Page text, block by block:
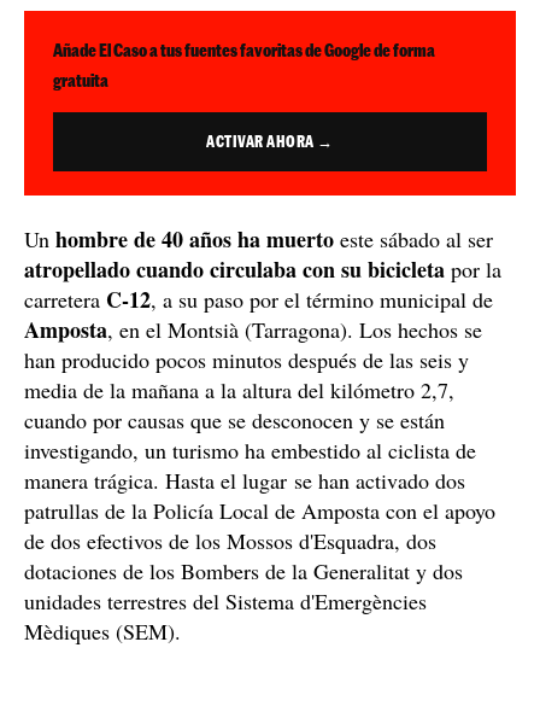
Añade El Caso a tus fuentes favoritas de Google de forma
gratuita
ACTIVAR AHORA →
Un hombre de 40 años ha muerto este sábado al ser
atropellado cuando circulaba con su bicicleta por la
carretera C-12, a su paso por el término municipal de
Amposta, en el Montsià (Tarragona). Los hechos se
han producido pocos minutos después de las seis y
media de la mañana a la altura del kilómetro 2,7,
cuando por causas que se desconocen y se están
investigando, un turismo ha embestido al ciclista de
manera trágica. Hasta el lugar se han activado dos
patrullas de la Policía Local de Amposta con el apoyo
de dos efectivos de los Mossos d'Esquadra, dos
dotaciones de los Bombers de la Generalitat y dos
unidades terrestres del Sistema d'Emergències
Mèdiques (SEM).